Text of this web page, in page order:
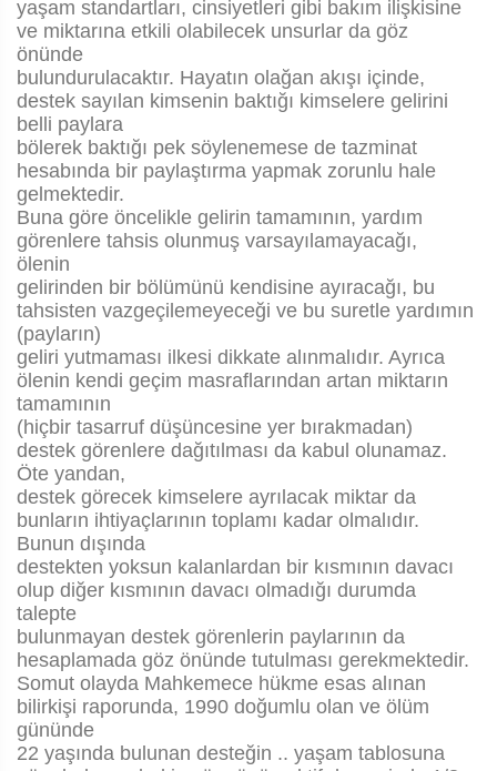
yaşam standartları, cinsiyetleri gibi bakım ilişkisine
ve miktarına etkili olabilecek unsurlar da göz
önünde
bulundurulacaktır. Hayatın olağan akışı içinde,
destek sayılan kimsenin baktığı kimselere gelirini
belli paylara
bölerek baktığı pek söylenemese de tazminat
hesabında bir paylaştırma yapmak zorunlu hale
gelmektedir.
Buna göre öncelikle gelirin tamamının, yardım
görenlere tahsis olunmuş varsayılamayacağı,
ölenin
gelirinden bir bölümünü kendisine ayıracağı, bu
tahsisten vazgeçilemeyeceği ve bu suretle yardımın
(payların)
geliri yutmaması ilkesi dikkate alınmalıdır. Ayrıca
ölenin kendi geçim masraflarından artan miktarın
tamamının
(hiçbir tasarruf düşüncesine yer bırakmadan)
destek görenlere dağıtılması da kabul olunamaz.
Öte yandan,
destek görecek kimselere ayrılacak miktar da
bunların ihtiyaçlarının toplamı kadar olmalıdır.
Bunun dışında
destekten yoksun kalanlardan bir kısmının davacı
olup diğer kısmının davacı olmadığı durumda
talepte
bulunmayan destek görenlerin paylarının da
hesaplamada göz önünde tutulması gerekmektedir.
Somut olayda Mahkemece hükme esas alınan
bilirkişi raporunda, 1990 doğumlu olan ve ölüm
gününde
22 yaşında bulunan desteğin .. yaşam tablosuna